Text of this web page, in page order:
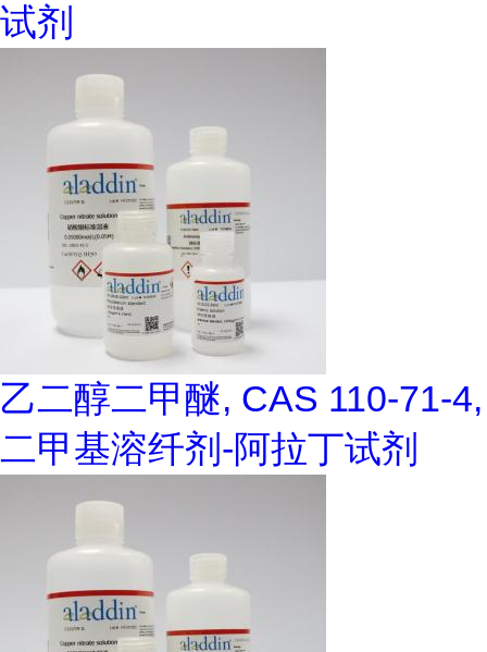
试剂
乙二醇二甲醚, CAS 110-71-4,
二甲基溶纤剂-阿拉丁试剂